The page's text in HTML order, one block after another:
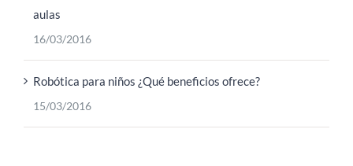
aulas
16/03/2016
Robótica para niños ¿Qué beneficios ofrece?
15/03/2016